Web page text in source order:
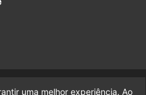
uma empresa da Legado
uma melhor experiência. Ao